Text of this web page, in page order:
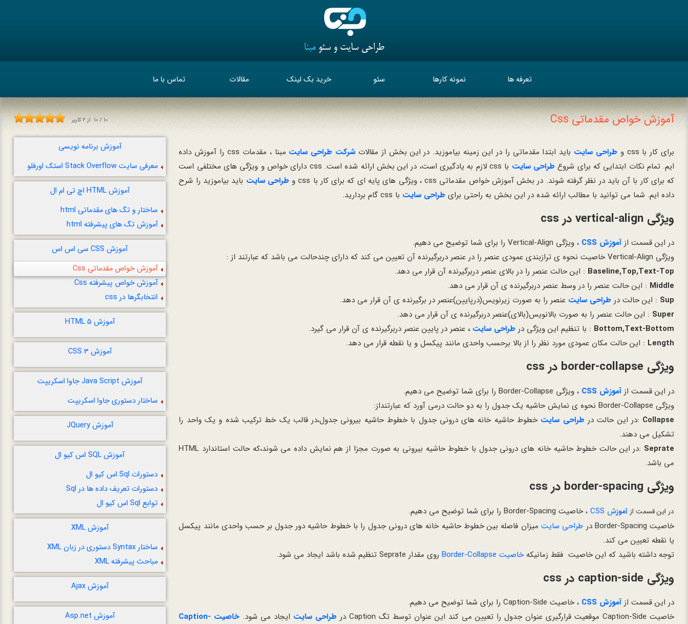
تعرفه ها نمونه کارها سئو خرید بک لینک مقالات تماس با ما
آموزش خواص مقدماتی Css 10 / 10 از2کاربر
برای کار با css و طراحی سایت باید ابتدا مقدماتی را در این زمینه بیاموزید. در این بخش از مقالات شرکت طراحی سایت
مبنا ، مقدمات css را آموزش داده
ایم. تمام نکات ابتدایی که برای شروع طراحی سایت با css لازم به یادگیری است، در این بخش ارائه شده است.
css دارای خواص و ویژگی های مختلفی است
که برای کار با آن باید در نظر گرفته شوند. در بخش آموزش خواص مقدماتی css ، ویژگی های پایه ای که برای کار با css و
طراحی سایت باید بیاموزید را شرح
داده ایم. شما می توانید با مطالب ارائه شده در این بخش به راحتی برای طراحی سایت با css گام بردارید.
ویژگی vertical-align در css
در این قسمت از آموزش CSS
، ویژگی Vertical-Align را برای شما توضیح می دهیم.
ویژگی Vertical-Align خاصیت نحوه ی ترازبندی عمودی عنصر را در عنصر دربرگیرنده آن تعیین می کند که دارای چندحالت می باشد که عبارتند از :
Baseline,Top,Text-Top : این حالت عنصر را در بالای عنصر دربرگیرنده آن قرار می دهد.
Middle : این حالت عنصر را در وسط عنصر دربرگیرنده ی آن قرار می دهد.
Sup : این حالت در طراحی سایت عنصر را به صورت زیرنویس(درپایین)عنصر در برگیرنده ی آن قرار می دهد.
Super : این حالت عنصر را به صورت بالانویس(بالای)عنصر دربرگیرنده ی آن قرار می دهد.
Bottom,Text-Bottom : با تنظیم این ویژگی در طراحی سایت ، عنصر در پایین عنصر دربرگیرنده ی آن قرار می گیرد.
Length : این حالت مکان عمودی مورد نظر را از بالا برحسب واحدی مانند پیکسل و یا نقطه قرار می دهد.
ویژگی border-collapse در css
در این قسمت از آموزش CSS
، ویژگی Border-Collapse را برای شما توضیح می دهیم.
ویژگی Border-Collapse نحوه ی نمایش حاشیه یک جدول را به دو حالت درمی آورد که عبارتنداز:
Collapse :در این حالت در طراحی سایت خطوط حاشیه خانه های درونی جدول با خطوط حاشیه بیرونی جدول،در قالب یک خط ترکیب شده و یک واحد را
تشکیل می دهند.
Seprate
:در این حالت خطوط حاشیه خانه های درونی جدول با خطوط حاشیه بیرونی به صورت مجزا از هم نمایش داده می شوند،که حالت استاندارد HTML
می باشد.
ویژگی border-spacing در css
در این قسمت از آموزش CSS
، خاصیت Border-Spacing را برای شما توضیح می دهیم.
خاصیت Border-Spacing در
طراحی سایتمیزان فاصله بین خطوط حاشیه خانه های درونی جدول را با خطوط حاشیه دور جدول بر حسب واحدی مانند پیکسل
یا نقطه تعیین می کند.
توجه داشته باشید که این خاصیت فقط زمانیکهخاصیت Border-Collapse روی مقدار Seprate تنظیم شده باشد ایجاد می شود.
ویژگی caption-side در css
در این قسمت از آموزش CSS
، خاصیت Caption-Side را برای شما توضیح می دهیم.
خاصیت Caption-Side موقعیت قرارگیری عنوان جدول را تعیین می کند این عنوان توسط تگ Caption در
طراحی سایت ایجاد می شود.
خاصیت Caption-
آموزش برنامه نویسی
معرفی سایت Stack Overflow استک اورفلو
آموزش HTML اچ تی ام ال
ساختار و تگ های مقدماتی html
آموزش تگ های پیشرفته html
آموزش CSS سی اس اس
آموزش خواص مقدماتی Css
آموزش خواص پیشرفته Css
انتخابگرها در css
آموزش HTML 5
آموزش CSS 3
آموزش Java Script جاوا اسکریپت
ساختار دستوری جاوا اسکريپت
آموزش JQuery
آموزش SQL اس کیو ال
دستورات Sql اس کیو ال
دستورات تعریف داده ها در Sql
توابع Sql اس کیو ال
آموزش XML
ساختار Syntax دستوری در زبان XML
مباحث پیشرفته XML
آموزش Ajax
آموزش Asp.net